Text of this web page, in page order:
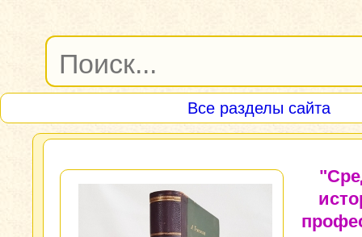
Все разделы сайта